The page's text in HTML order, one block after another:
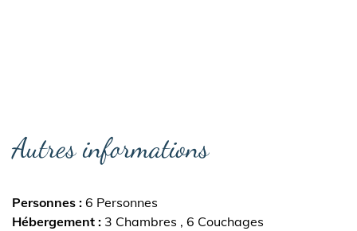
Autres informations
Personnes 6 Personnes
Hébergement
3 Chambres 6 Couchages